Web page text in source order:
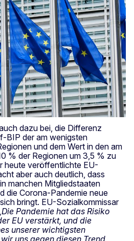
dazu bei, die Differenz
BIP der am wenigsten
und dem Wert in den am
% der Regionen um 3,5 % zu
heute veröffentlichte EU-
aber auch deutlich, dass
manchen Mitgliedstaaten
die Corona-Pandemie neue
bringt. EU-Sozialkommissar
Die Pandemie hat das Risiko
EU verstärkt, und die
unserer wichtigsten